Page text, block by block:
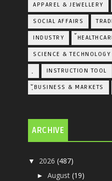
APPAREL & JEWELLERY
SOCIAL AFFAIRS
INDUSTRY
SCIENCE & TECHNOLOGY
INSTRUCTION TOOL
ฺัBUSINESS & MARKETS
ARCHIVE
▼ 2026(487)
►August(19)